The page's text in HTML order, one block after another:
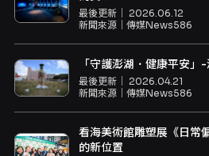
最後更新｜ 2026.06.12
新聞來源｜ 傳媒News586
「守護澎湖．健康平安
最後更新｜ 2026.04.21
新聞來源｜ 傳媒News586
看海美術館雕塑展《日常
的新位置